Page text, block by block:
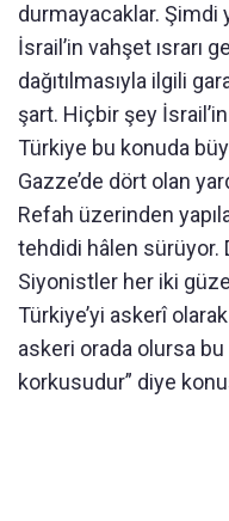
durmayacaklar. Şimdi
İsrail’in vahşet ısrarı
dağıtılmasıyla ilgili
şart. Hiçbir şey
Türkiye bu konuda
Gazze’de dört olan
Refah üzerinden
tehdidi hâlen sürüyor.
Siyonistler her iki
Türkiye’yi askerî
askeri orada olursa
korkusudur” diye